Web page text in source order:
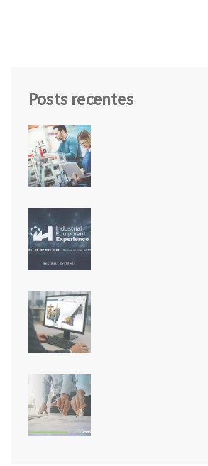
Posts recentes
Students: o software da indústria
agora gratuito para estudantes
equipamentos industriais
acontece em agosto
SP3: a Inteligência Artificial
finalmente chegou!